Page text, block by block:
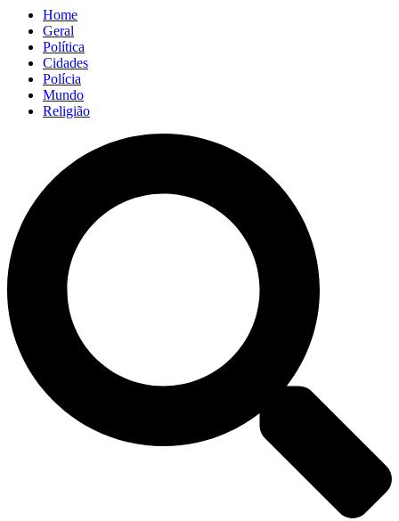
Home
Geral
Política
Cidades
Polícia
Mundo
Religião